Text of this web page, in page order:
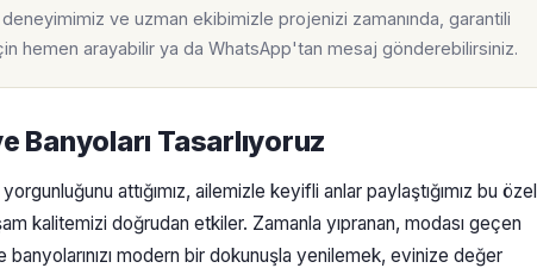
ve uzman ekibimizle projenizi zamanında, garantili
hemen arayabilir ya da WhatsApp'tan mesaj gönderebilirsiniz.
Banyoları Tasarlıyoruz
attığımız, ailemizle keyifli anlar paylaştığımız bu özel
kalitemizi doğrudan etkiler. Zamanla yıpranan, modası geçen
modern bir dokunuşla yenilemek, evinize değer